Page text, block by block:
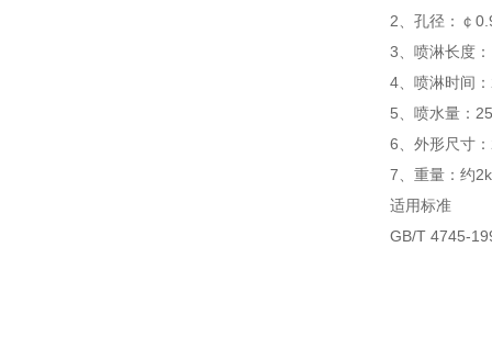
2、孔径：￠
3、喷淋长度
4、喷淋时间
5、喷水量：
6、外形尺寸
7、重量：约
适用标准
GB/T 4745-